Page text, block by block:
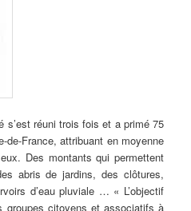
s’est réuni trois fois et a primé 75
de-France, attribuant en moyenne
Des montants qui permettent
abris de jardins, des clôtures,
d’eau pluviale … « L’objectif
groupes citoyens et associatifs à